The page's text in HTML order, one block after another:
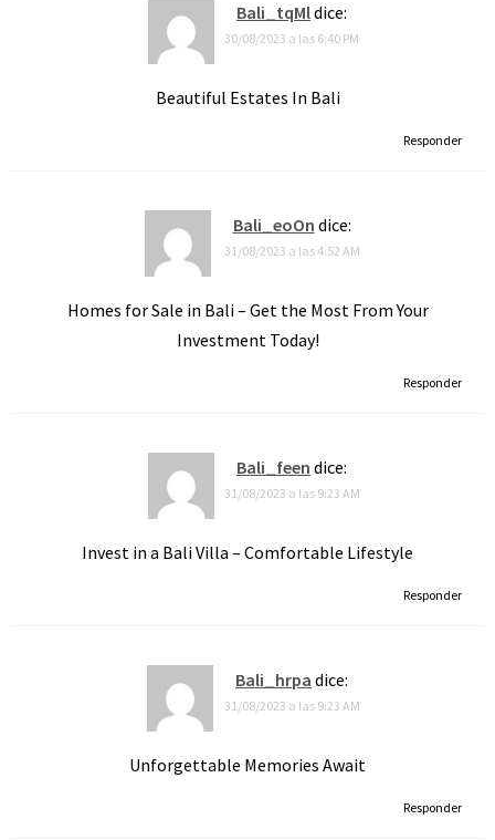
Bali_tqMldice:
30/08/2023 a las 6:40 PM
Beautiful Estates In Bali
Responder
Bali_eoOn dice:
31/08/2023 a las 4:52 AM
Homes for Sale in Bali – Get the Most From Your
Investment Today!
Responder
Bali_feen dice:
31/08/2023 a las 9:23 AM
Invest in a Bali Villa – Comfortable Lifestyle
Responder
Bali_hrpa dice:
31/08/2023 a las 9:23 AM
Unforgettable Memories Await
Responder